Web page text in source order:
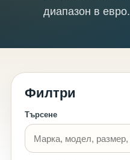
диапазон в евро.
Филтри
Търсене